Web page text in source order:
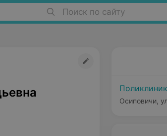
Поиск по сайту
Осиповичи,